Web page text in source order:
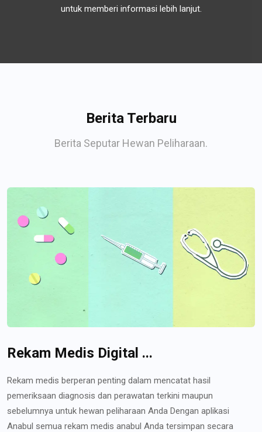
untuk memberi informasi lebih lanjut.
Berita Terbaru
Berita Seputar Hewan Peliharaan.
Rekam Medis Digital ...
Rekam medis berperan penting dalam mencatat hasil
pemeriksaan diagnosis dan perawatan terkini maupun
sebelumnya untuk hewan peliharaan Anda Dengan aplikasi
Anabul semua rekam medis anabul Anda tersimpan secara